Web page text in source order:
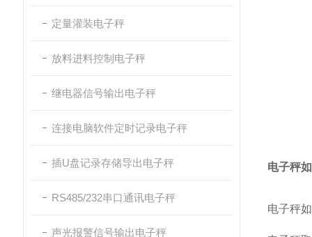
定量灌装电子秤
放料进料控制电子秤
继电器信号输出电子秤
连接电脑软件定时记录电子秤
插U盘记录存储导出电子秤
RS485/232串口通讯电子秤
声光报警信号输出电子秤
电子秤
电子秤